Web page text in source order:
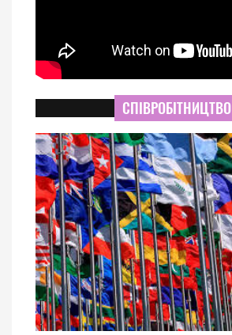
СПІВРОБІТНИЦТВО